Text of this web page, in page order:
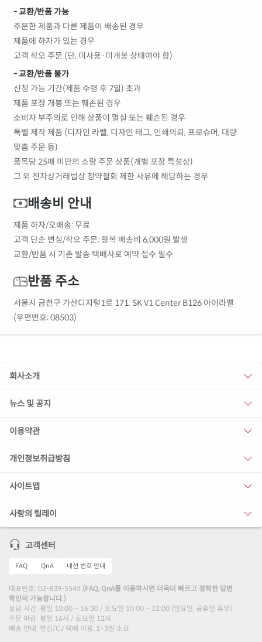
- 교환/반품 가능
주문한 제품과 다른 제품이 배송된 경우
제품에 하자가 있는 경우
고객 착오 주문 (단, 미사용·미개봉 상태여야 함)
- 교환/반품 불가
신청 가능 기간(제품 수령 후 7일) 초과
제품 포장 개봉 또는 훼손된 경우
소비자 부주의로 인해 상품이 멸실 또는 훼손된 경우
특별 제작 제품 (디자인 라벨, 디자인 태그, 인쇄의뢰, 프로슈머, 대량
맞춤 주문 등)
품목당 25매 미만의 소량 주문 상품(개별 포장 특성상)
그 외 전자상거래법상 청약철회 제한 사유에 해당하는 경우
배송비 안내
제품 하자/오배송: 무료
고객 단순 변심/착오 주문: 왕복 배송비 6,000원 발생
교환/반품 시 기존 발송 택배사로 예약 접수 필수
반품 주소
서울시 금천구 가산디지털1로 171, SK V1 Center B126 아이라벨
(우편번호: 08503)
회사소개
뉴스 및 공지
이용약관
개인정보취급방침
사이트맵
사랑의 릴레이
고객센터
FAQ QnA 내선 번호 안내
대표번호: 02-839-5545 (FAQ, QnA를 이용하시면 더욱더 빠르고 정확한 답변
확인이 가능합니다.)
상담 시간: 평일 10:00 ~ 16:30 / 토요일 10:00 ~ 12:00 (일요일, 공휴일 휴무)
주문 마감: 평일 16시 / 토요일 12시
배송 안내: 한진/CJ 택배 이용, 1~3일 소요